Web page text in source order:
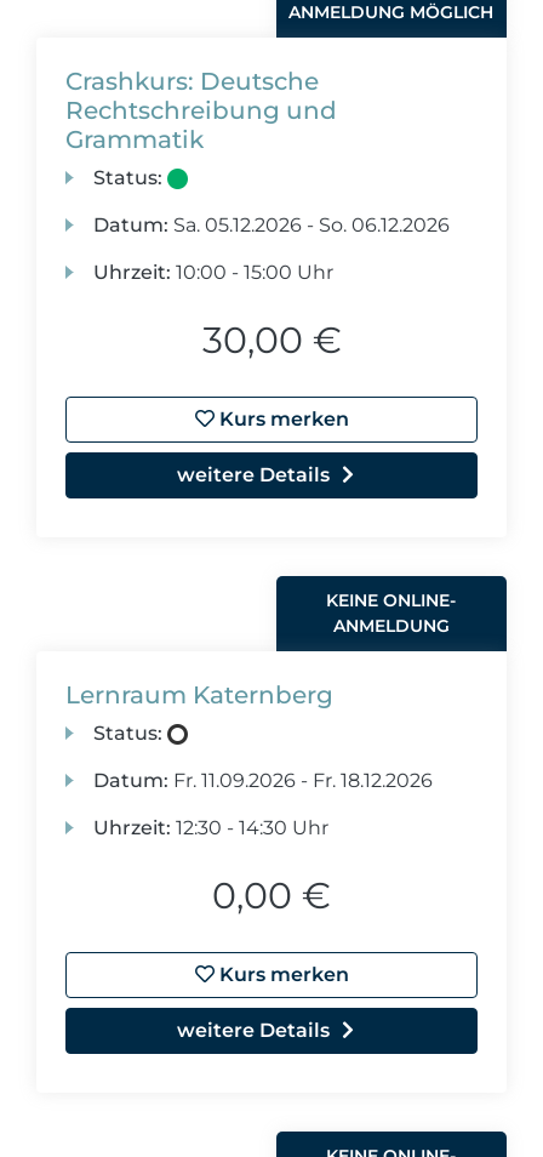
ANMELDUNG MÖGLICH
Crashkurs: Deutsche
Rechtschreibung und
Grammatik
Status:
Datum: Sa. 05.12.2026 - So. 06.12.2026
Uhrzeit: 10:00 - 15:00 Uhr
30,00 €
Kurs merken
weitere Details
KEINE ONLINE-
ANMELDUNG
Lernraum Katernberg
Status:
Datum: Fr. 11.09.2026 - Fr. 18.12.2026
Uhrzeit: 12:30 - 14:30 Uhr
0,00 €
Kurs merken
weitere Details